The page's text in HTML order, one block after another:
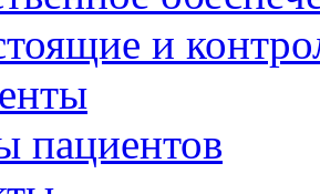
и
пациентов